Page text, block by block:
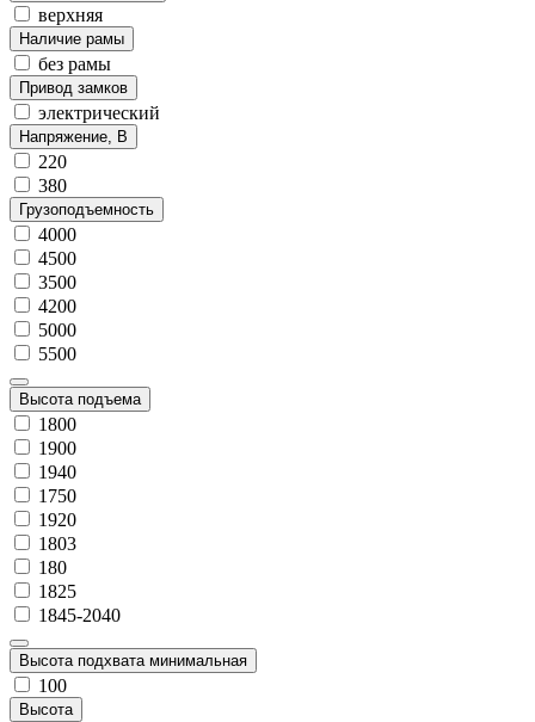
верхняя
Наличие рамы
без рамы
Привод замков
электрический
Напряжение, В
220
380
Грузоподъемность
4000
4500
3500
4200
5000
5500
Высота подъема
1800
1900
1940
1750
1920
1803
180
1825
1845-2040
Высота подхвата минимальная
100
Высота